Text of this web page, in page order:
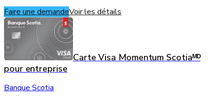
Faire une demandeVoir les détails
Carte Visa Momentum Scotiaᴹᴰ
pour entreprise
Banque Scotia